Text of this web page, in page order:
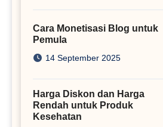
Cara Monetisasi Blog untuk
Pemula
14 September 2025
Harga Diskon dan Harga
Rendah untuk Produk
Kesehatan